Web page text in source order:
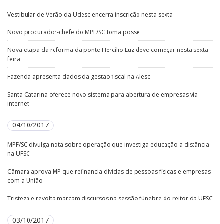
Vestibular de Verão da Udesc encerra inscrição nesta sexta
Novo procurador-chefe do MPF/SC toma posse
Nova etapa da reforma da ponte Hercílio Luz deve começar nesta sexta-
feira
Fazenda apresenta dados da gestão fiscal na Alesc
Santa Catarina oferece novo sistema para abertura de empresas via
internet
04/10/2017
MPF/SC divulga nota sobre operação que investiga educação a distância
na UFSC
Câmara aprova MP que refinancia dívidas de pessoas físicas e empresas
com a União
Tristeza e revolta marcam discursos na sessão fúnebre do reitor da UFSC
03/10/2017